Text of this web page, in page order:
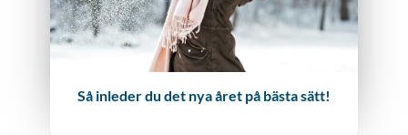
Så inleder du det nya året på bästa sätt!